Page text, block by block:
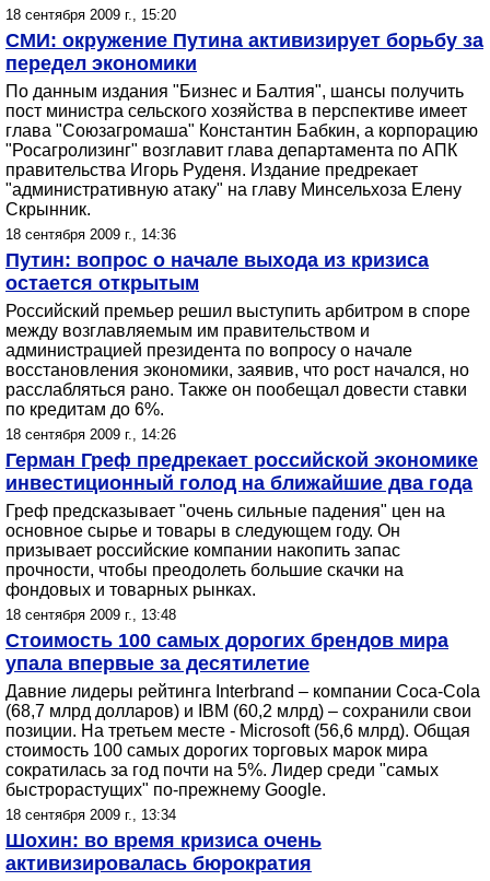
18 сентября 2009 г., 15:20
СМИ: окружение Путина активизирует борьбу за
передел экономики
По данным издания "Бизнес и Балтия", шансы получить
пост министра сельского хозяйства в перспективе имеет
глава "Союзагромаша" Константин Бабкин, а корпорацию
"Росагролизинг" возглавит глава департамента по АПК
правительства Игорь Руденя. Издание предрекает
"административную атаку" на главу Минсельхоза Елену
Скрынник.
18 сентября 2009 г., 14:36
Путин: вопрос о начале выхода из кризиса
остается открытым
Российский премьер решил выступить арбитром в споре
между возглавляемым им правительством и
администрацией президента по вопросу о начале
восстановления экономики, заявив, что рост начался, но
расслабляться рано. Также он пообещал довести ставки
по кредитам до 6%.
18 сентября 2009 г., 14:26
Герман Греф предрекает российской экономике
инвестиционный голод на ближайшие два года
Греф предсказывает "очень сильные падения" цен на
основное сырье и товары в следующем году. Он
призывает российские компании накопить запас
прочности, чтобы преодолеть большие скачки на
фондовых и товарных рынках.
18 сентября 2009 г., 13:48
Стоимость 100 самых дорогих брендов мира
упала впервые за десятилетие
Давние лидеры рейтинга Interbrand – компании Coca-Cola
(68,7 млрд долларов) и IBM (60,2 млрд) – сохранили свои
позиции. На третьем месте - Microsoft (56,6 млрд). Общая
стоимость 100 самых дорогих торговых марок мира
сократилась за год почти на 5%. Лидер среди "самых
быстрорастущих" по-прежнему Google.
18 сентября 2009 г., 13:34
Шохин: во время кризиса очень
активизировалась бюрократия